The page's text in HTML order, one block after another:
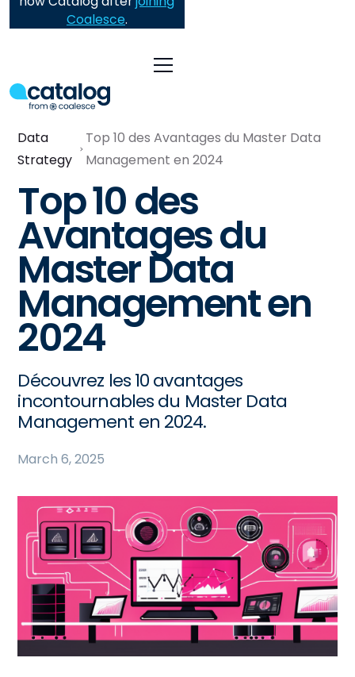
Coalesce.
Data
Strategy
Top 10 des Avantages du Master Data
Management en 2024
Top 10 des
Avantages du
Master Data
Management en
2024
Découvrez les 10 avantages
incontournables du Master Data
Management en 2024.
March 6, 2025